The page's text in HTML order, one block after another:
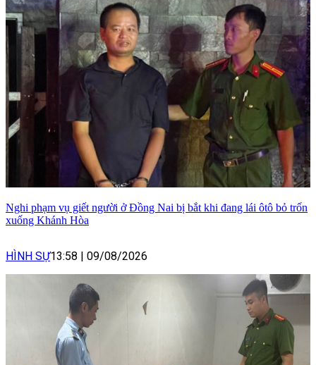
Nghi phạm vụ giết người ở Đồng Nai bị bắt khi đang lái ôtô bỏ trốn
xuống Khánh Hòa
HÌNH SỰ13:58 | 09/08/2026